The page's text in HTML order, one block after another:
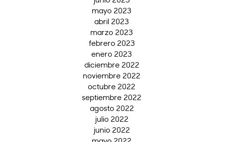
mayo 2023
abril 2023
marzo 2023
febrero 2023
enero 2023
diciembre 2022
noviembre 2022
octubre 2022
septiembre 2022
agosto 2022
julio 2022
junio 2022